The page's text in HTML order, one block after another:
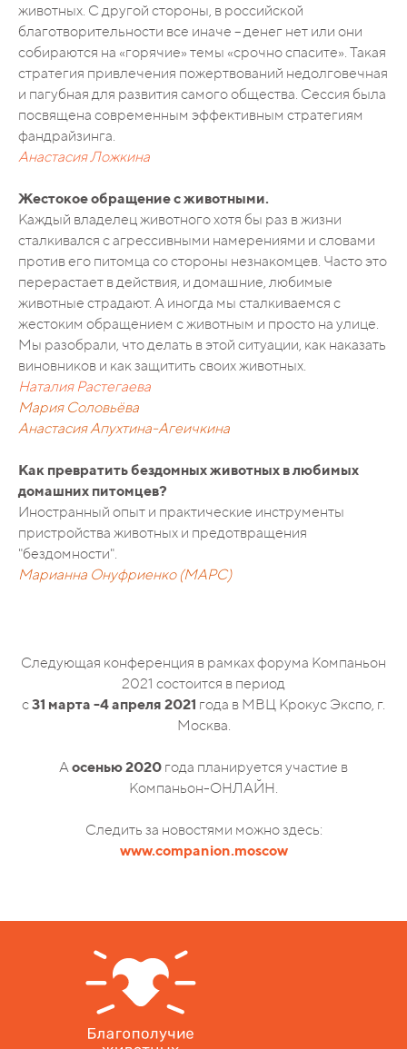
животных. С другой стороны, в российской
благотворительности все иначе – денег нет или они
собираются на «горячие» темы «срочно спасите». Такая
стратегия привлечения пожертвований недолговечная
и пагубная для развития самого общества. Сессия была
посвящена современным эффективным стратегиям
фандрайзинга.
Анастасия Ложкина
Жестокое обращение с животными.
Каждый владелец животного хотя бы раз в жизни
сталкивался с агрессивными намерениями и словами
против его питомца со стороны незнакомцев. Часто это
перерастает в действия, и домашние, любимые
животные страдают. А иногда мы сталкиваемся с
жестоким обращением с животным и просто на улице.
Мы разобрали, что делать в этой ситуации, как наказать
виновников и как защитить своих животных.
Наталия Растегаева
Мария Соловьёва
Анастасия Апухтина-Агеичкина
Как превратить бездомных животных в любимых
домашних питомцев?
Иностранный опыт и практические инструменты
пристройства животных и предотвращения
"бездомности".
Марианна Онуфриенко (МАРС)
Следующая конференция в рамках форума Компаньон
2021 состоится в период
с31 марта -4 апреля 2021 года в МВЦ Крокус Экспо, г.
Москва.
Аосенью 2020 года планируется участие в
Компаньон-ОНЛАЙН.
Следить за новостями можно здесь:
www.companion.moscow